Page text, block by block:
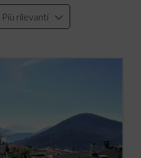
Più rilevanti